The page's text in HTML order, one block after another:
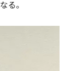
る。